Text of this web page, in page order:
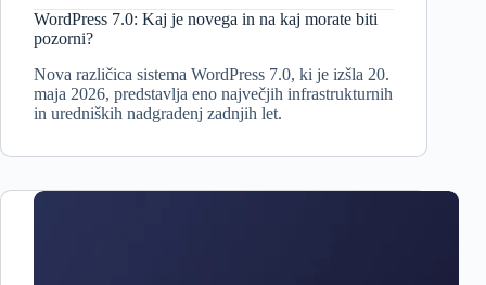
WordPress 7.0: Kaj je novega in na kaj morate biti
pozorni?
Nova različica sistema WordPress 7.0, ki je izšla 20.
maja 2026, predstavlja eno največjih infrastrukturnih
in uredniških nadgradenj zadnjih let.